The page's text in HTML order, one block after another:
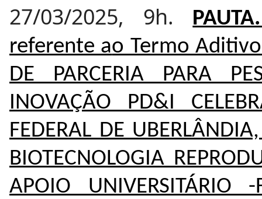
27/03/2025, 9h.
referente ao Termo
DE PARCERIA PARA
INOVAÇÃO PD&I
FEDERAL DE
BIOTECNOLOGIA
APOIO